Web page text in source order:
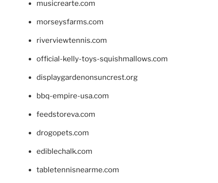
musicrearte.com
morseysfarms.com
riverviewtennis.com
official-kelly-toys-squishmallows.com
displaygardenonsuncrest.org
bbq-empire-usa.com
feedstoreva.com
drogopets.com
ediblechalk.com
tabletennisnearme.com